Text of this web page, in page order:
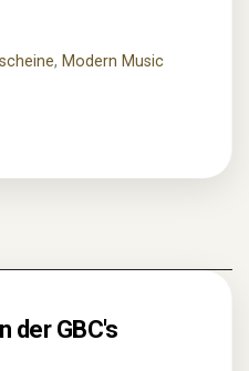
, Modern Music
der GBC's